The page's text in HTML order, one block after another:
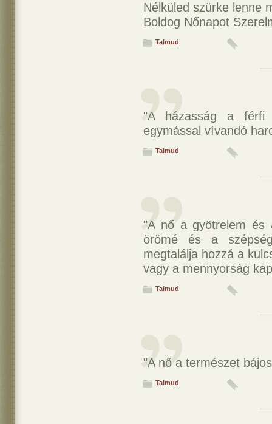
Nélküled szürke lenne
Boldog Nőnapot
Talmud
"A házasság a
egymással vívandó
Talmud
"A nő a gyötrelem és
örömé és a
megtalálja hozzá a
vagy a mennyorság
Talmud
"A nő a természet
Talmud